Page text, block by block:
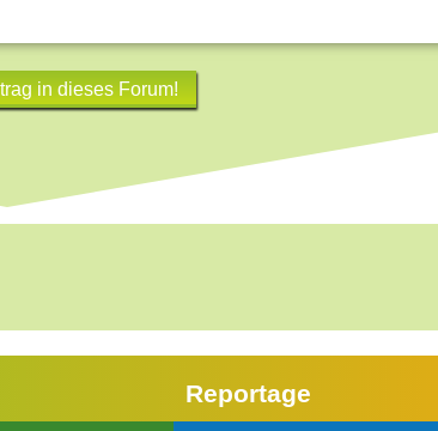
in dieses Forum!
Reportage